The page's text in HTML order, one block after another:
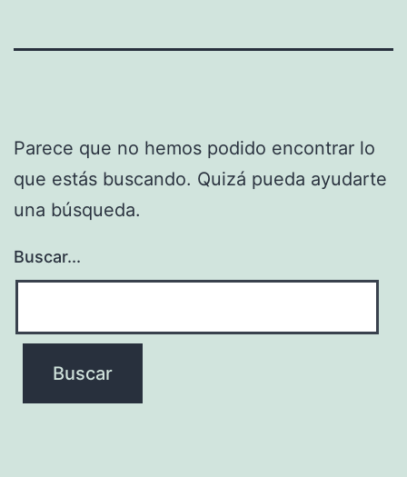
Parece que no hemos podido encontrar lo
que estás buscando. Quizá pueda ayudarte
una búsqueda.
Buscar...